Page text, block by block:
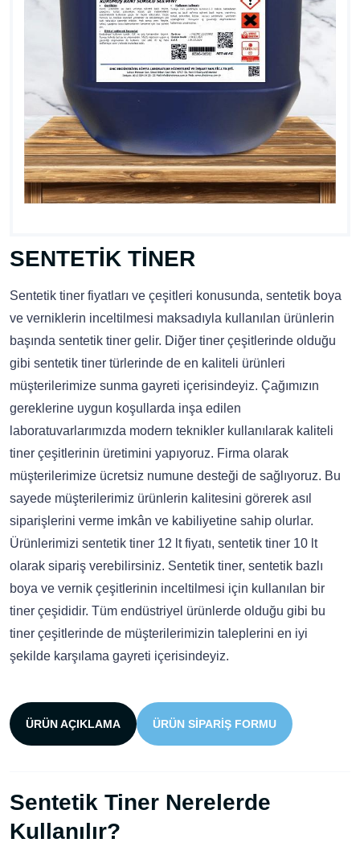
SENTETİK TİNER
Sentetik tiner fiyatları ve çeşitleri konusunda, sentetik boya
ve verniklerin inceltilmesi maksadıyla kullanılan ürünlerin
başında sentetik tiner gelir. Diğer tiner çeşitlerinde olduğu
gibi sentetik tiner türlerinde de en kaliteli ürünleri
müşterilerimize sunma gayreti içerisindeyiz. Çağımızın
gereklerine uygun koşullarda inşa edilen
laboratuvarlarımızda modern teknikler kullanılarak kaliteli
tiner çeşitlerinin üretimini yapıyoruz. Firma olarak
müşterilerimize ücretsiz numune desteği de sağlıyoruz. Bu
sayede müşterilerimiz ürünlerin kalitesini görerek asıl
siparişlerini verme imkân ve kabiliyetine sahip olurlar.
Ürünlerimizi sentetik tiner 12 lt fiyatı, sentetik tiner 10 lt
olarak sipariş verebilirsiniz. Sentetik tiner, sentetik bazlı
boya ve vernik çeşitlerinin inceltilmesi için kullanılan bir
tiner çeşididir. Tüm endüstriyel ürünlerde olduğu gibi bu
tiner çeşitlerinde de müşterilerimizin taleplerini en iyi
şekilde karşılama gayreti içerisindeyiz.
ÜRÜN AÇIKLAMA ÜRÜN SIPARIŞ FORMU
Sentetik Tiner Nerelerde
Kullanılır?